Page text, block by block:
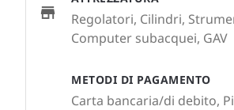
Regolatori, Cilindri,
Computer subacquei, GAV
METODI DI PAGAMENTO
Carta bancaria/di debito,